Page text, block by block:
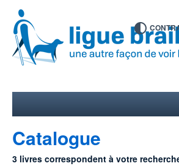
Catalogue
3 livres correspondent à votre